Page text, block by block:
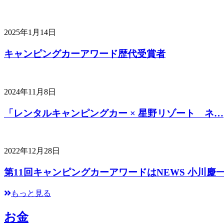
2025年1月14日
キャンピングカーアワード歴代受賞者
2024年11月8日
「レンタルキャンピングカー × 星野リゾート ネ…
2022年12月28日
第11回キャンピングカーアワードはNEWS 小川慶
もっと見る
お金